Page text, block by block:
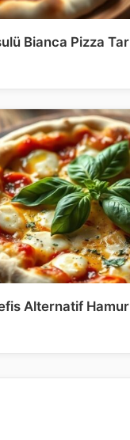
Bianca Pizza
Alternatif